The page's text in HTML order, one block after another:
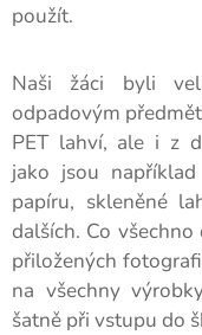
použít.
Naši žáci byli
odpadovým
PET lahví, ale i z
jako jsou
papíru, skleněné
dalších. Co
přiložených
na všechny
šatně při vstupu do